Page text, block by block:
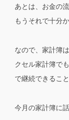
あとは、お金の
もうそれで十分か
なので、家計簿
クセル家計簿で
で継続できるこ
今月の家計簿に